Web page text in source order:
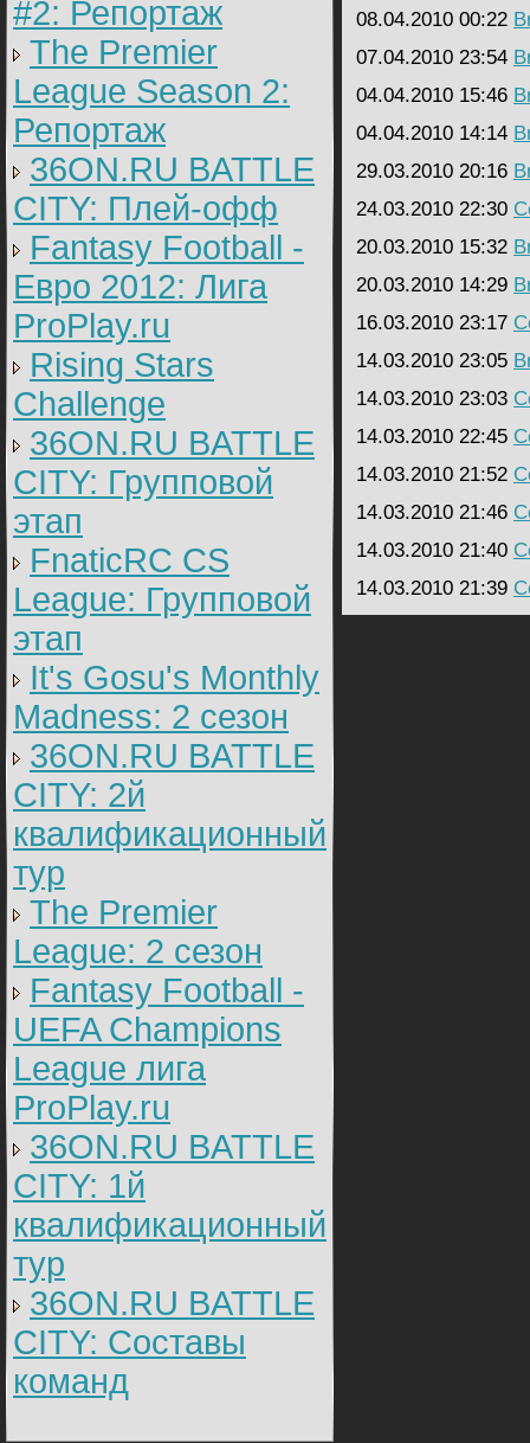
#2: Репортаж
The Premier
League Season 2:
Репортаж
36ON.RU BATTLE
CITY: Плей-офф
Fantasy Football -
Евро 2012: Лига
ProPlay.ru
Rising Stars
Challenge
36ON.RU BATTLE
CITY: Групповой
этап
FnaticRC CS
League: Групповой
этап
It's Gosu's Monthly
Madness: 2 сезон
36ON.RU BATTLE
CITY: 2й
квалификационный
тур
The Premier
League: 2 cезон
Fantasy Football -
UEFA Champions
League лига
ProPlay.ru
36ON.RU BATTLE
CITY: 1й
квалификационный
тур
36ON.RU BATTLE
CITY: Составы
команд
08.04.2010 00:22
07.04.2010 23:54
04.04.2010 15:46
04.04.2010 14:14
29.03.2010 20:16
24.03.2010 22:30
20.03.2010 15:32
20.03.2010 14:29
16.03.2010 23:17
14.03.2010 23:05
14.03.2010 23:03
14.03.2010 22:45
14.03.2010 21:52
14.03.2010 21:46
14.03.2010 21:40
14.03.2010 21:39